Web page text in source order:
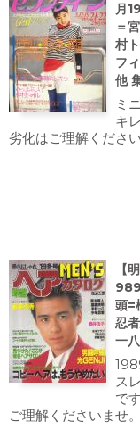
月
＝
村
フ
他
ミ
キ
劣化はご理解ください
【
頭=
忍
一
ス
で
ご理解くださいませ。